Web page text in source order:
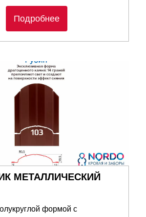
Подробнее
МЕТАЛЛИЧЕСКИЙ
формой с